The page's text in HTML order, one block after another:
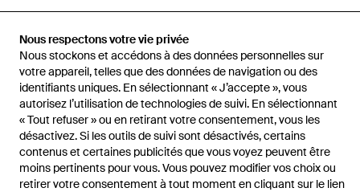
Nous respectons votre vie privée
Nous stockons et accédons à des données personnelles sur
votre appareil, telles que des données de navigation ou des
identifiants uniques. En sélectionnant « J’accepte », vous
autorisez l’utilisation de technologies de suivi. En sélectionnant
« Tout refuser » ou en retirant votre consentement, vous les
désactivez. Si les outils de suivi sont désactivés, certains
contenus et certaines publicités que vous voyez peuvent être
moins pertinents pour vous. Vous pouvez modifier vos choix ou
retirer votre consentement à tout moment en cliquant sur le lien
Accueil Montres femme Montres Frederique Constant
Aide et infos